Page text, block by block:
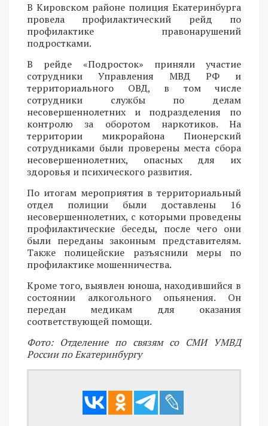
В Кировском районе полиция Екатеринбурга
провела профилактический рейд по
профилактике правонарушений
подростками.
В рейде «Подросток» приняли участие
сотрудники Управления МВД РФ и
территориального ОВД, в том числе
сотрудники службы по делам
несовершеннолетних и подразделения по
контролю за оборотом наркотиков. На
территории микрорайона Пионерский
сотрудниками были проверены места сбора
несовершеннолетних, опасных для их
здоровья и психического развития.
По итогам мероприятия в территориальный
отдел полиции были доставлены 16
несовершеннолетних, с которыми проведены
профилактические беседы, после чего они
были переданы законным представителям.
Также полицейские разъяснили меры по
профилактике мошенничества.
Кроме того, выявлен юноша, находившийся в
состоянии алкогольного опьянения. Он
передан медикам для оказания
соответствующей помощи.
Фото: Отделение по связям со СМИ УМВД
России по Екатеринбургу